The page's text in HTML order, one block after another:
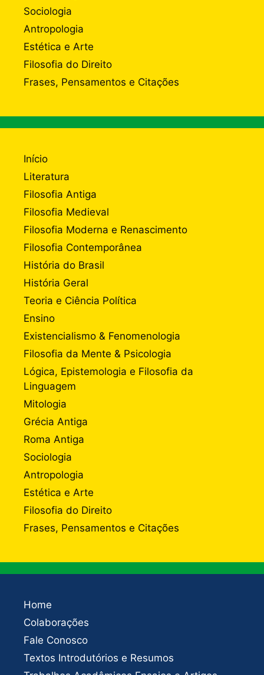
Sociologia
Antropologia
Estética e Arte
Filosofia do Direito
Frases, Pensamentos e Citações
Início
Literatura
Filosofia Antiga
Filosofia Medieval
Filosofia Moderna e Renascimento
Filosofia Contemporânea
História do Brasil
História Geral
Teoria e Ciência Política
Ensino
Existencialismo & Fenomenologia
Filosofia da Mente & Psicologia
Lógica, Epistemologia e Filosofia da
Linguagem
Mitologia
Grécia Antiga
Roma Antiga
Sociologia
Antropologia
Estética e Arte
Filosofia do Direito
Frases, Pensamentos e Citações
Home
Colaborações
Fale Conosco
Textos Introdutórios e Resumos